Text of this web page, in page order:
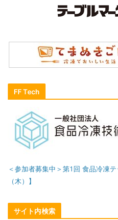
FF Tech
＜参加者募集中＞第1回 食品冷凍
（木）】
サイト内検索